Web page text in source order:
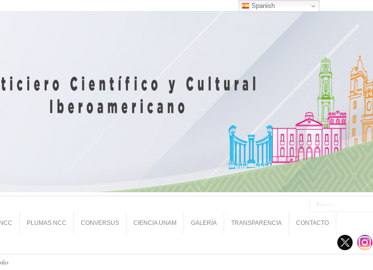
PLUMAS NCC CONVERSUS CIENCIA UNAM GALERÍA TRANSPARENCIA CONTACTO
Spanish